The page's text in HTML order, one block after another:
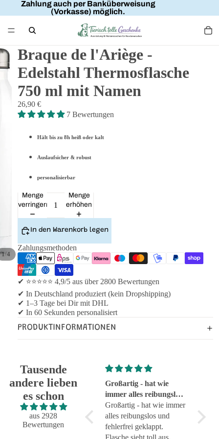
Zahlung auch per Banküberweisung
(Vorkasse) möglich.
1/4
Braque de l'Ariège -
Edelstahl Thermosflasche
750 ml mit Namen
26,90 €
7 Bewertungen
Hält bis zu 8h heiß oder kalt
Auslaufsicher & robust
personalisierbar
Menge
verringern
Menge
erhöhen
In den Warenkorb legen
Zahlungsmethoden
✔ ⭐⭐⭐⭐⭐ 4,9/5 aus über 2800 Bewertungen
✔ In Deutschland produziert (kein Dropshipping)
✔ 1–3 Tage bei Dir mit DHL
✔ In 60 Sekunden personalisiert
PRODUKTINFORMATIONEN
Tausende
andere lieben
es schon
aus 2928
Bewertungen
Super!
Super!
Großartig - hat wie
immer alles reibungslos
und fehlerfrei geklappt
Großartig - hat wie immer
alles reibungslos und
fehlerfrei geklappt.
Flasche sieht toll aus.